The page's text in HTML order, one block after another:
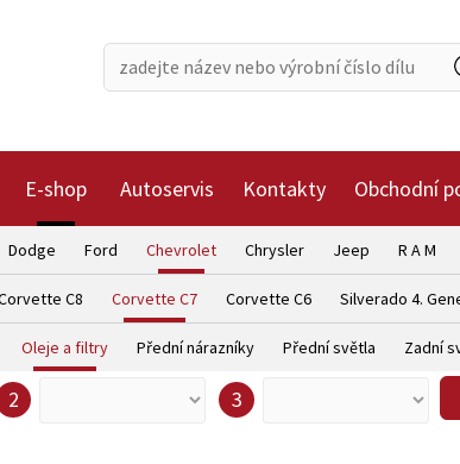
E-shop
Dodge Ford Chevrolet
C8 Corvette C7
Oleje a filtry Přední nárazníky Přední světla Zadní
Corvette C6 Silverado 4.
Chrysler Jeep R A M
Autoservis Kontakty Obchodní